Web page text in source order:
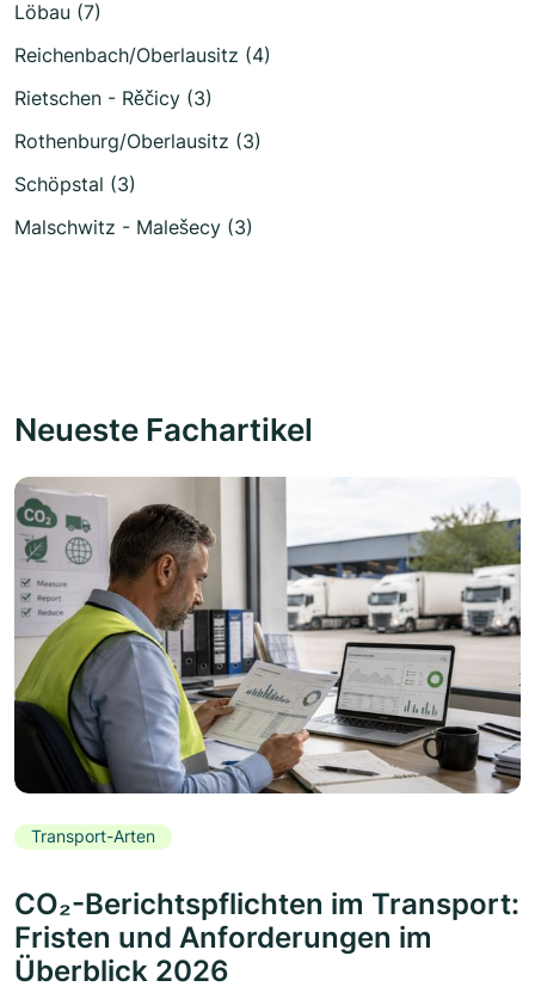
Löbau (7)
Reichenbach/Oberlausitz (4)
Rietschen - Rěčicy (3)
Rothenburg/Oberlausitz (3)
Schöpstal (3)
Malschwitz - Malešecy (3)
Neueste Fachartikel
Transport-Arten
CO₂-Berichtspflichten im Transport:
Fristen und Anforderungen im
Überblick 2026